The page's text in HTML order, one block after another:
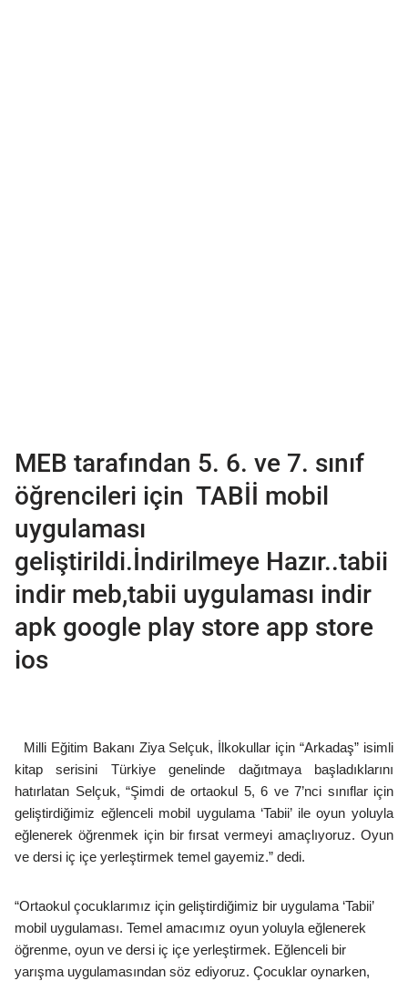
MEB tarafından 5. 6. ve 7. sınıf
öğrencileri için TABİİ mobil
uygulaması
geliştirildi.İndirilmeye Hazır..tabii
indir meb,tabii uygulaması indir
apk google play store app store
ios
Milli Eğitim Bakanı Ziya Selçuk, İlkokullar için “Arkadaş” isimli
kitap serisini Türkiye genelinde dağıtmaya başladıklarını
hatırlatan Selçuk, “Şimdi de ortaokul 5, 6 ve 7’nci sınıflar için
geliştirdiğimiz eğlenceli mobil uygulama ‘Tabii’ ile oyun yoluyla
eğlenerek öğrenmek için bir fırsat vermeyi amaçlıyoruz. Oyun
ve dersi iç içe yerleştirmek temel gayemiz.” dedi.
“Ortaokul çocuklarımız için geliştirdiğimiz bir uygulama ‘Tabii’
mobil uygulaması. Temel amacımız oyun yoluyla eğlenerek
öğrenme, oyun ve dersi iç içe yerleştirmek. Eğlenceli bir
yarışma uygulamasından söz ediyoruz. Çocuklar oynarken,